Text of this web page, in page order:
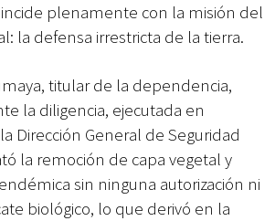
plenamente con la misión del
la defensa irrestricta de la tierra.
titular de la dependencia,
la diligencia, ejecutada en
Dirección General de Seguridad
la remoción de capa vegetal y
sin ninguna autorización ni
biológico, lo que derivó en la